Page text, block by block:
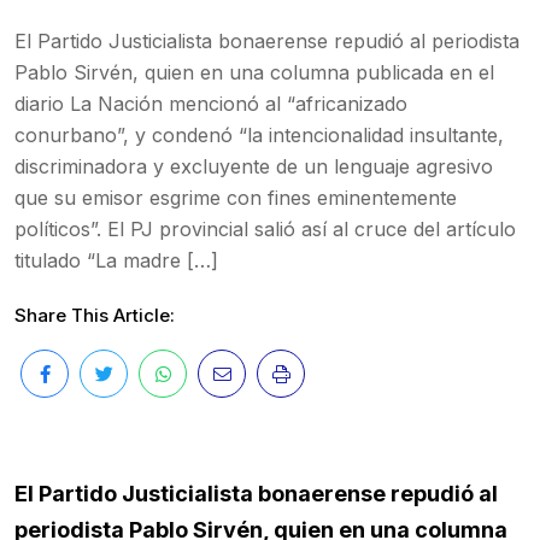
El Partido Justicialista bonaerense repudió al periodista
Pablo Sirvén, quien en una columna publicada en el
diario La Nación mencionó al “africanizado
conurbano”, y condenó “la intencionalidad insultante,
discriminadora y excluyente de un lenguaje agresivo
que su emisor esgrime con fines eminentemente
políticos”. El PJ provincial salió así al cruce del artículo
titulado “La madre […]
Share This Article:
El Partido Justicialista bonaerense repudió al
periodista Pablo Sirvén, quien en una columna